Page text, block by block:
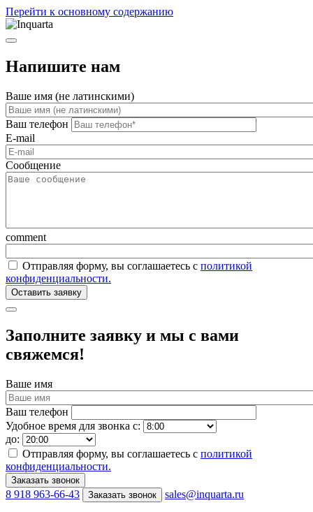
Перейти к основному содержанию
Напишите нам
Ваше имя (не латинскими)
Ваш телефон
E-mail
Сообщение
comment
Отправляя форму, вы соглашаетесь с политикой
конфиденциальности.
Заполните заявку и мы с вами
свяжемся!
Ваше имя
Ваш телефон
Удобное время для звонка с:
до:
Отправляя форму, вы соглашаетесь с политикой
конфиденциальности.
8 918 963-66-43 Заказать звонок sales@inquarta.ru